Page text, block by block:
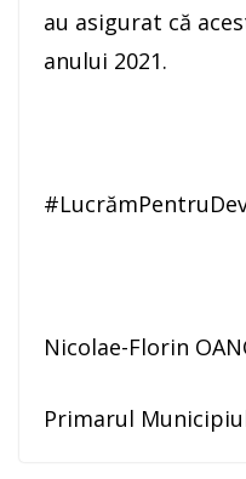
au asigurat că
anului 2021.
Nicolae-Florin
Primarul